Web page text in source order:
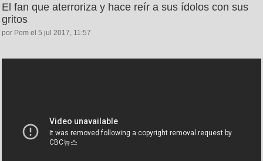
El fan que aterroriza y hace reír a sus ídolos con sus
gritos
por Pom el 5 jul 2017, 11:57